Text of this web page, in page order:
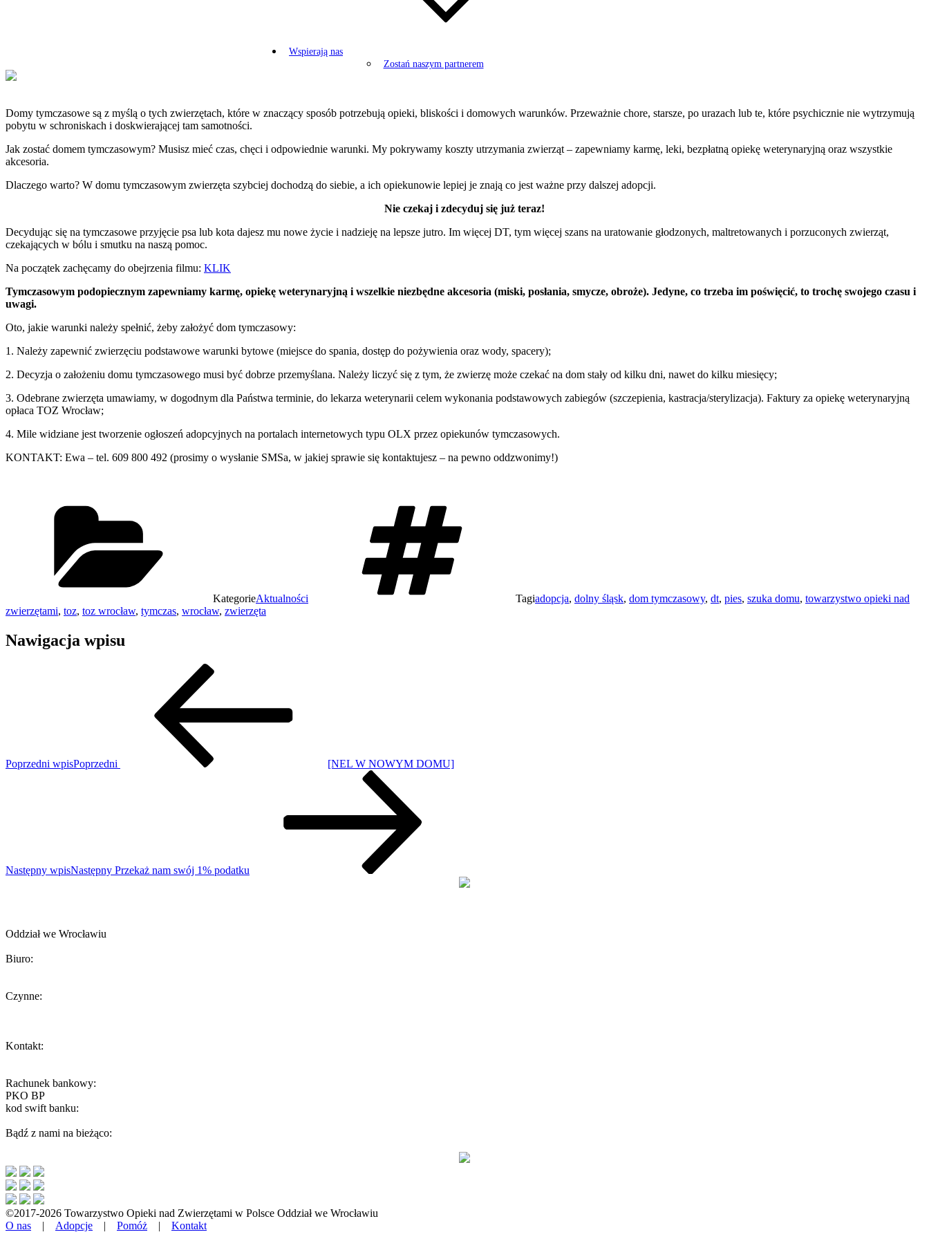
Wspierają nas
Zostań naszym partnerem
Domy tymczasowe są z myślą o tych zwierzętach, które w znaczący sposób potrzebują opieki, bliskości i domowych warunków. Przeważnie chore, starsze, po urazach lub te, które psychicznie nie wytrzymują
pobytu w schroniskach i doskwierającej tam samotności.
Jak zostać domem tymczasowym? Musisz mieć czas, chęci i odpowiednie warunki. My pokrywamy koszty utrzymania zwierząt – zapewniamy karmę, leki, bezpłatną opiekę weterynaryjną oraz wszystkie
akcesoria.
Dlaczego warto? W domu tymczasowym zwierzęta szybciej dochodzą do siebie, a ich opiekunowie lepiej je znają co jest ważne przy dalszej adopcji.
Nie czekaj i zdecyduj się już teraz!
Decydując się na tymczasowe przyjęcie psa lub kota dajesz mu nowe życie i nadzieję na lepsze jutro. Im więcej DT, tym więcej szans na uratowanie głodzonych, maltretowanych i porzuconych zwierząt,
czekających w bólu i smutku na naszą pomoc.
Na początek zachęcamy do obejrzenia filmu: KLIK
Tymczasowym podopiecznym zapewniamy karmę, opiekę weterynaryjną i wszelkie niezbędne akcesoria (miski, posłania, smycze, obroże). Jedyne, co trzeba im poświęcić, to trochę swojego czasu i
uwagi.
Oto, jakie warunki należy spełnić, żeby założyć dom tymczasowy:
1. Należy zapewnić zwierzęciu podstawowe warunki bytowe (miejsce do spania, dostęp do pożywienia oraz wody, spacery);
2. Decyzja o założeniu domu tymczasowego musi być dobrze przemyślana. Należy liczyć się z tym, że zwierzę może czekać na dom stały od kilku dni, nawet do kilku miesięcy;
3. Odebrane zwierzęta umawiamy, w dogodnym dla Państwa terminie, do lekarza weterynarii celem wykonania podstawowych zabiegów (szczepienia, kastracja/sterylizacja). Faktury za opiekę weterynaryjną
opłaca TOZ Wrocław;
4. Mile widziane jest tworzenie ogłoszeń adopcyjnych na portalach internetowych typu OLX przez opiekunów tymczasowych.
KONTAKT: Ewa – tel. 609 800 492 (prosimy o wysłanie SMSa, w jakiej sprawie się kontaktujesz – na pewno oddzwonimy!)
KategorieAktualności Tagiadopcja, dolny śląsk, dom tymczasowy, dt, pies, szuka domu, towarzystwo opieki nad
zwierzętami, toz, toz wrocław, tymczas, wrocław, zwierzęta
Nawigacja wpisu
Poprzedni wpisPoprzedni [NEL W NOWYM DOMU]
Następny wpisNastępny Przekaż nam swój 1% podatku
Oddział we Wrocławiu
Biuro:
Czynne:
Kontakt:
Rachunek bankowy:
PKO BP
kod swift banku:
Bądź z nami na bieżąco:
©2017-2026 Towarzystwo Opieki nad Zwierzętami w Polsce Oddział we Wrocławiu
O nas | Adopcje | Pomóż | Kontakt